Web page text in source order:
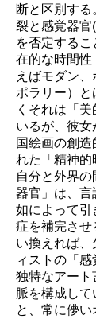
断と区別する
裂と感覚器官
を否定する
在的な時間性
えばモダン
ポラリー）と
くそれは「
いるが、彼
国絵画の創造
れた「精神的
自分と外界
器官」は、言
如によって
症を補完さ
い換えれば
ィストの「感
独特なアート
脈を構成し
と、常に儚